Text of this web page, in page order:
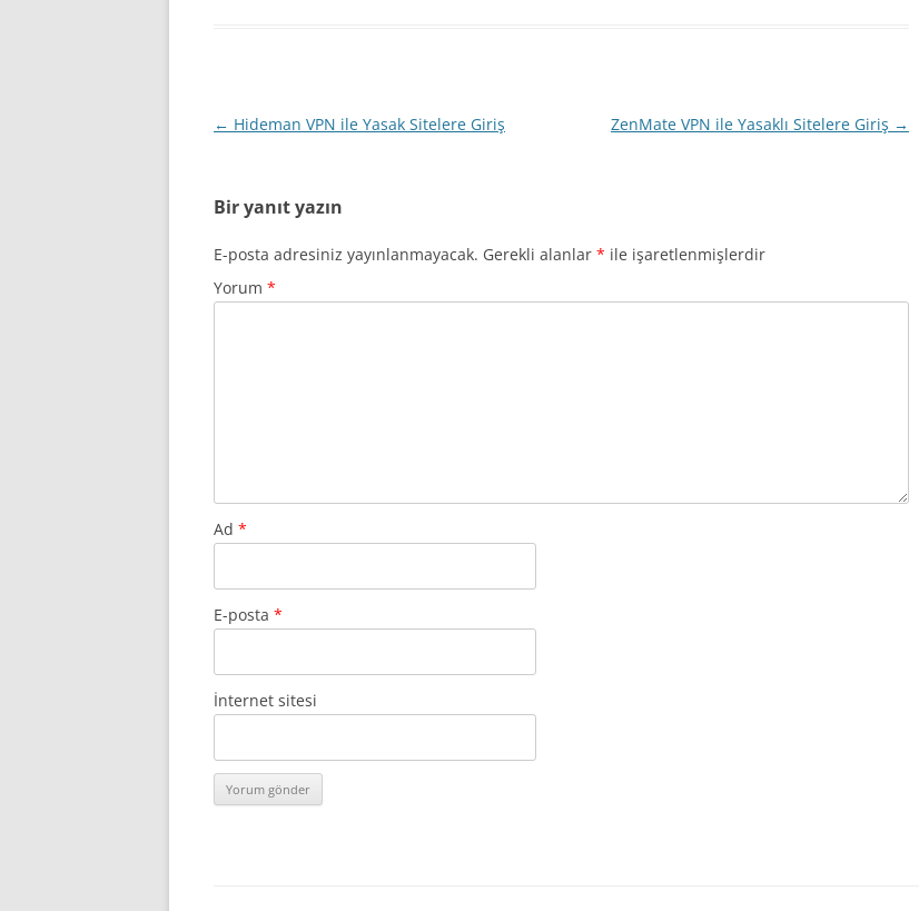
Yazı
← Hideman VPN ile Yasak Sitelere Giriş ZenMate VPN ile Yasaklı Sitelere Giriş →
Bir yanıt yazın
E-posta adresiniz yayınlanmayacak. Gerekli alanlar * ile işaretlenmişlerdir
Yorum *
Ad *
E-posta *
İnternet sitesi